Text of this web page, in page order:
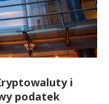
i
podatek